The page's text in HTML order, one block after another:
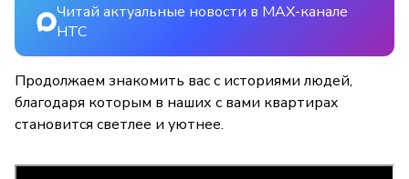
Читай актуальные новости в MAX-канале
НТС
Продолжаем знакомить вас с историями людей,
благодаря которым в наших с вами квартирах
становится светлее и уютнее.